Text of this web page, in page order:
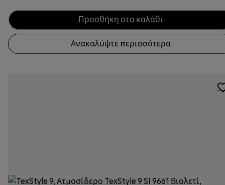
Προσθήκη στο καλάθι
Ανακαλύψτε περισσότερα